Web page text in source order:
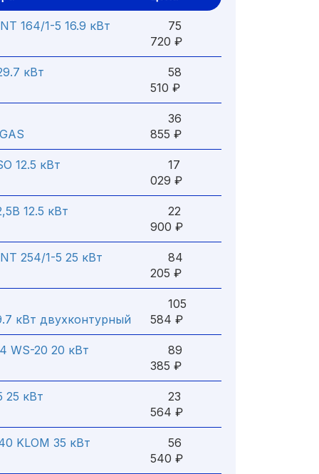
164/1-5 16.9 кВт
75
720 ₽
кВт
58
510 ₽
36
855 ₽
12.5 кВт
17
029 ₽
12.5 кВт
22
900 ₽
254/1-5 25 кВт
84
205 ₽
кВт двухконтурный
105
584 ₽
WS-20 20 кВт
89
385 ₽
25 кВт
23
564 ₽
KLOM 35 кВт
56
540 ₽